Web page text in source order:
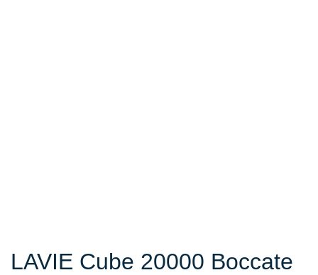
LAVIE Cube 20000 Boccate